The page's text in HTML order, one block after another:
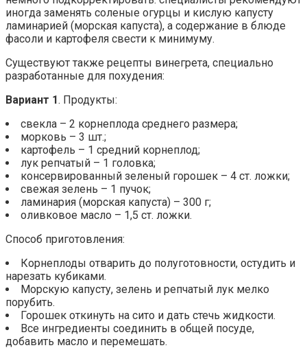
иногда заменять соленые огурцы и кислую капусту
ламинарией (морская капуста), а содержание в блюде
фасоли и картофеля свести к минимуму.
Существуют также рецепты винегрета, специально
разработанные для похудения:
Вариант 1. Продукты:
свекла – 2 корнеплода среднего размера;
морковь – 3 шт.;
картофель – 1 средний корнеплод;
лук репчатый – 1 головка;
консервированный зеленый горошек – 4 ст. ложки;
свежая зелень – 1 пучок;
ламинария (морская капуста) – 300 г;
оливковое масло – 1,5 ст. ложки.
Способ приготовления:
Корнеплоды отварить до полуготовности, остудить и
нарезать кубиками.
Морскую капусту, зелень и репчатый лук мелко
порубить.
Горошек откинуть на сито и дать стечь жидкости.
Все ингредиенты соединить в общей посуде,
добавить масло и перемешать.